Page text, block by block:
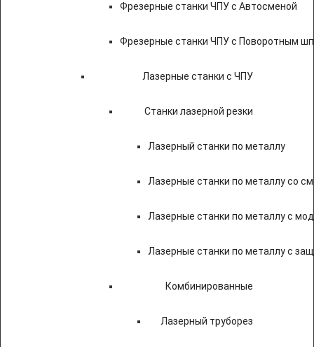
Фрезерные станки ЧПУ с Автосменой
Фрезерные станки ЧПУ с Поворотным
Лазерные станки с ЧПУ
Станки лазерной резки
Лазерный станки по металлу
Лазерные станки по металлу со
Лазерные станки по металлу с
Лазерные станки по металлу с
Комбинированные
Лазерный труборез